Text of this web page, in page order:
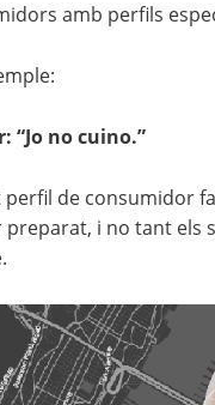
amb perfils
“Jo no cuino.”
perfil de consumidor
i no tant els